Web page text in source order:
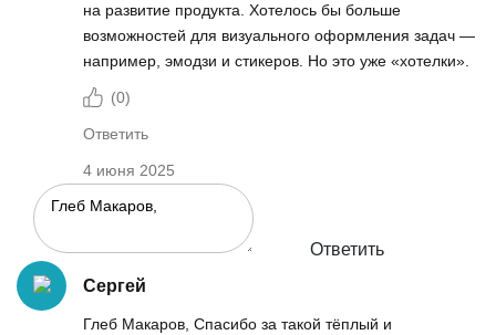
на развитие продукта. Хотелось бы больше
возможностей для визуального оформления задач —
например, эмодзи и стикеров. Но это уже «хотелки».
(0)
Ответить
4 июня 2025
Ответить
Сергей
Глеб Макаров, Спасибо за такой тёплый и